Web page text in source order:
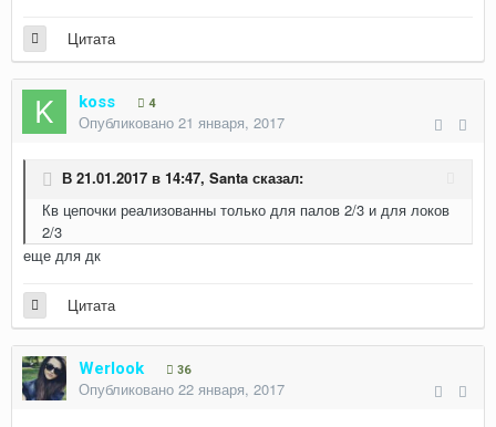
Цитата
koss 4
Опубликовано 21 января, 2017
В 21.01.2017 в 14:47, Santa сказал:
Кв цепочки реализованны только для палов 2/3 и для локов
2/3
еще для дк
Цитата
Werlook 36
Опубликовано 22 января, 2017